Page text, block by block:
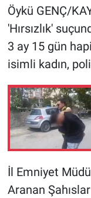
Öykü GENÇ/
'Hırsızlık'
3 ay 15 gün
isimli kadın,
İl Emniyet
Aranan